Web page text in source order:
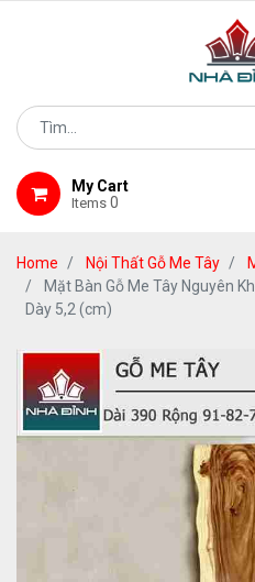
My Cart
Items 0
Home Nội Thất Gỗ Me Tây
Mặt Bàn Gỗ Me Tây Nguyên
Dày 5,2 (cm)